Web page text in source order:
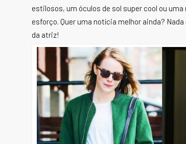
estilosos, um óculos de sol super cool ou
esforço. Quer uma notícia melhor ainda?
da atriz!